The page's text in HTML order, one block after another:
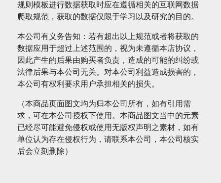
规则模板进行数据获取时应在遵循相关的互联网数据
爬取规范，获取的数据仅限于学习以及研究的目的。
本公司有义务告知：若有超出以上规范或者将获取的
数据应用于超过上述范围的，视为未遵循本店协议，
因此产生的后果由购买者负责，造成的可能的纠纷或
法律后果与本公司无关。对本公司利益造成损害的，
本公司有权利要求用户承担相关的损失。
（本商品页面图文均为归本公司所有，如有引用需
求，可在本公司授权下使用。本商品图文当中的元素
已经尽可能避免侵权或使用无版权声明之素材，如有
单位认为存在侵权行为，请联系本公司，本公司核实
后会立刻删除）